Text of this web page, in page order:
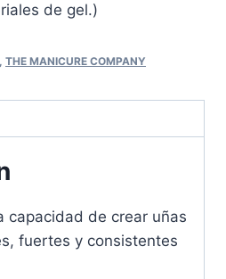
de gel.)
, THE MANICURE COMPANY
capacidad de crear uñas
fuertes y consistentes